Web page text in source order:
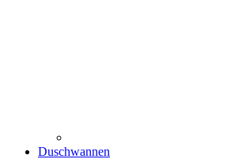
Duschwannen